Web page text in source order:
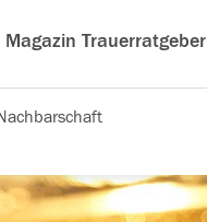
Magazin Trauerratgeber